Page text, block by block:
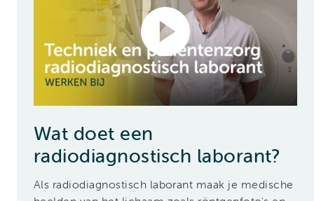
Wat doet een
radiodiagnostisch laborant?
Als radiodiagnostisch laborant maak je medische